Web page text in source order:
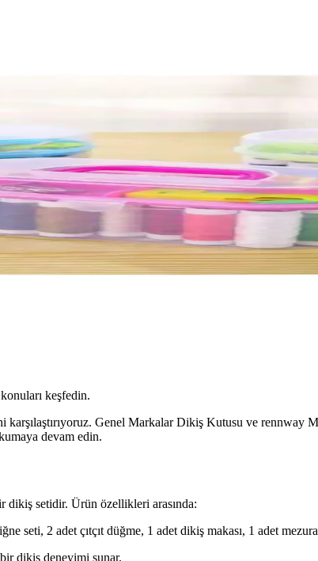
keşfedin.
Genel Markalar Dikiş Kutusu ve rennway
devam edin.
setidir. Ürün özellikleri arasında:
seti, 2 adet çıtçıt düğme, 1 adet dikiş makası, 1 adet
bir dikiş deneyimi sunar.